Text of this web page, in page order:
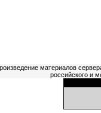
материалов
российского и